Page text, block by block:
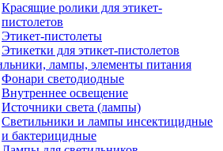
Красящие ролики для этикет-
пистолетов
Этикет-пистолеты
Этикетки для этикет-пистолетов
лампы, элементы питания
Фонари светодиодные
Внутреннее освещение
Источники света (лампы)
Светильники и лампы инсектицидные
и бактерицидные